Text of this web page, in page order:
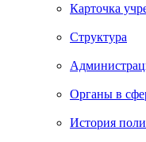
Карточка
Структура
Органы в
История